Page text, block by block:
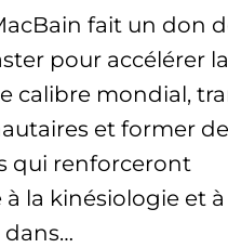
fait un don
pour accélérer la
calibre mondial,
et former
qui renforceront
la kinésiologie et
dans…